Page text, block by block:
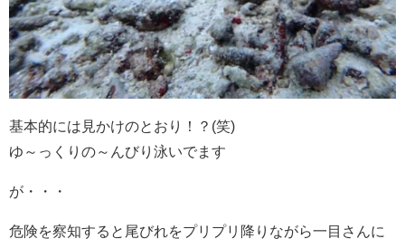
基本的には見かけのとおり！？(笑)
ゆ～っくりの～んびり泳いでます
が・・・
危険を察知すると尾びれをプリプリ降りながら一目さんに